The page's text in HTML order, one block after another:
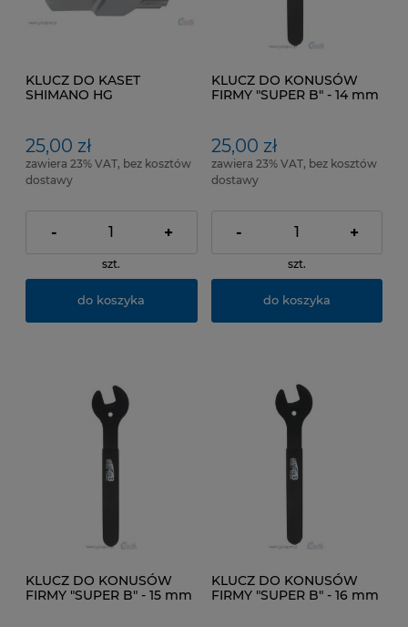
KLUCZ DO KASET
SHIMANO HG
25,00 zł
zawiera 23% VAT, bez kosztów
dostawy
- +
szt.
do koszyka
KLUCZ DO KONUSÓW
FIRMY "SUPER B" - 14 mm
25,00 zł
zawiera 23% VAT, bez kosztów
dostawy
- +
szt.
do koszyka
KLUCZ DO KONUSÓW
FIRMY "SUPER B" - 15 mm
KLUCZ DO KONUSÓW
FIRMY "SUPER B" - 16 mm